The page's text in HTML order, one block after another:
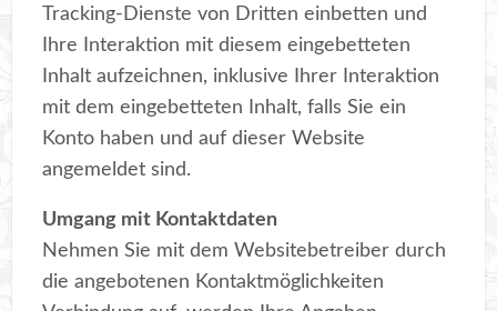
Tracking-Dienste von Dritten einbetten und
Ihre Interaktion mit diesem eingebetteten
Inhalt aufzeichnen, inklusive Ihrer Interaktion
mit dem eingebetteten Inhalt, falls Sie ein
Konto haben und auf dieser Website
angemeldet sind.
Umgang mit Kontaktdaten
Nehmen Sie mit dem Websitebetreiber durch
die angebotenen Kontaktmöglichkeiten